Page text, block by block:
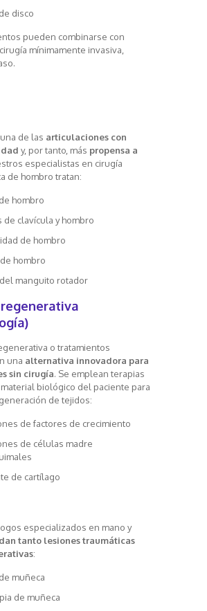
disco
pueden combinarse con
mínimamente invasiva,
de las articulaciones con
y, por tanto, más propensa a
especialistas en cirugía
de hombro tratan:
hombro
de clavícula y hombro
de hombro
hombro
manguito rotador
o tratamientos
una alternativa innovadora para
sin cirugía. Se emplean terapias
biológico del paciente para
de tejidos:
de factores de crecimiento
de células madre
de cartílago
especializados en mano y
tanto lesiones traumáticas
:
muñeca
de muñeca